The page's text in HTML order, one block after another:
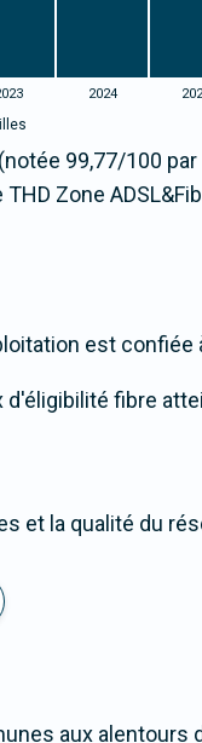
2024
99,77/100 par
Zone
est confiée
fibre
et la qualité du
aux alentours